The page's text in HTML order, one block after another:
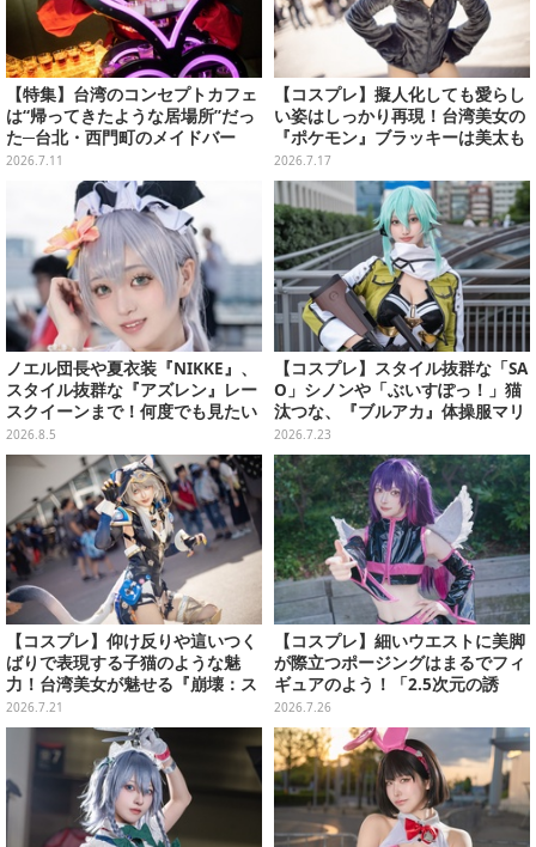
【特集】台湾のコンセプトカフェ
は“帰ってきたような居場所”だっ
た─台北・西門町のメイドバー
「慾魔」で知った異国の温かさと
魅惑の小悪魔たち【写真29枚】
2026.7.11
【コスプレ】擬人化しても愛らし
い姿はしっかり再現！台湾美女の
『ポケモン』ブラッキーは美太も
も×ニーハイが織りなす絶対領域
で魅せる【写真8枚】
2026.7.17
ノエル団長や夏衣装『NIKKE』、
スタイル抜群な『アズレン』レー
スクイーンまで！何度でも見たい
「コミケ106」美女レイヤー【プ
レイバック】
2026.8.5
【コスプレ】スタイル抜群な「SA
O」シノンや「ぶいすぽっ！」猫
汰つな、『ブルアカ』体操服マリ
ーまで“アコスタ池袋”美麗レイヤ
ー11選【写真50枚】
2026.7.23
【コスプレ】仰け反りや這いつく
ばりで表現する子猫のような魅
力！台湾美女が魅せる『崩壊：ス
ターレイル』サフェルの躍動感が
すごい【写真8枚】
2026.7.21
【コスプレ】細いウエストに美脚
が際立つポージングはまるでフィ
ギュアのよう！「2.5次元の誘
惑」ミリエラがリアル天使だった
【写真8枚】
2026.7.26